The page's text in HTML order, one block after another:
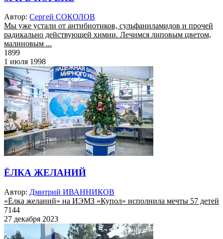
Автор: Сергей СОКОЛОВ
Мы уже устали от антибиотиков, сульфаниламидов и прочей
радикально действующей химии. Лечимся липовым цветом,
малиновым ...
1899
1 июля 1998
ЁЛКА ЖЕЛАНИЙ
Автор: Дмитрий ИВАННИКОВ
«Ёлка желаний» на ИЭМЗ «Купол» исполнила мечты 57 детей
7144
27 декабря 2023